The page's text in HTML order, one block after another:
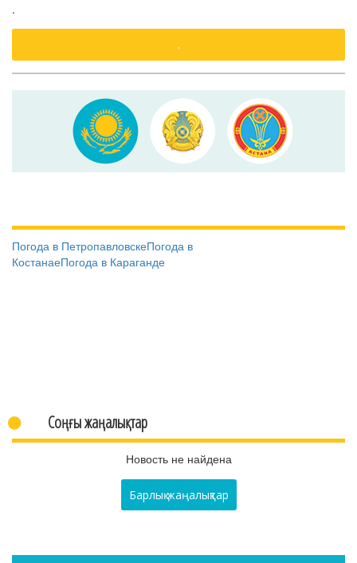
.
.
Погода в ПетропавловскеПогода в
КостанаеПогода в Караганде
Соңғы жаңалықтар
Новость не найдена
Барлық жаңалықтар